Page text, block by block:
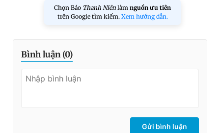
Chọn Báo Thanh Niên làm nguồn ưu tiên
trên Google tìm kiếm. Xem hướng dẫn.
Bình luận (0)
Gửi bình luận